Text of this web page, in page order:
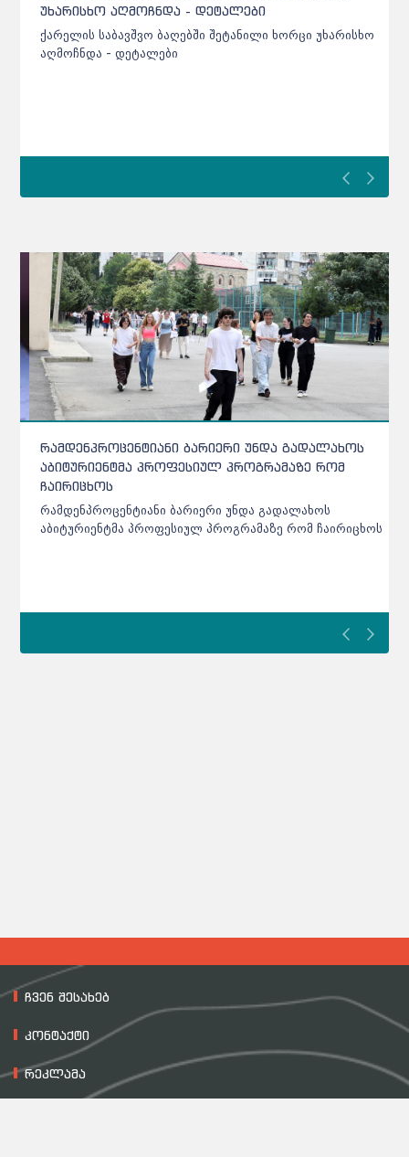
უხარისხო აღმოჩნდა - დეტალები
ქარელის საბავშვო ბაღებში შეტანილი ხორცი უხარისხო
აღმოჩნდა - დეტალები
რამდენპროცენტიანი ბარიერი უნდა გადალახოს
აბიტურიენტმა პროფესიულ პროგრამაზე რომ
ჩაირიცხოს
რამდენპროცენტიანი ბარიერი უნდა გადალახოს
აბიტურიენტმა პროფესიულ პროგრამაზე რომ ჩაირიცხოს
ჩვენ შესახებ
კონტაქტი
რეკლამა